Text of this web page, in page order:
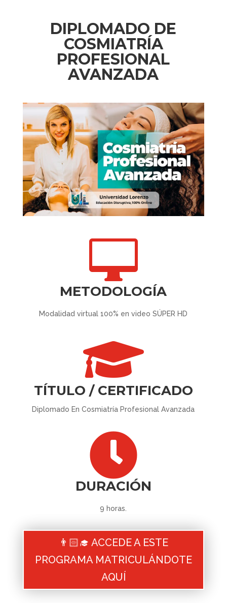
DIPLOMADO DE
COSMIATRÍA
PROFESIONAL
AVANZADA

METODOLOGÍA
Modalidad virtual 100% en video SÚPER HD

TÍTULO / CERTIFICADO
Diplomado En Cosmiatría Profesional Avanzada

DURACIÓN
9 horas.
👨🏻‍🎓 ACCEDE A ESTE
PROGRAMA MATRICULÁNDOTE
AQUÍ